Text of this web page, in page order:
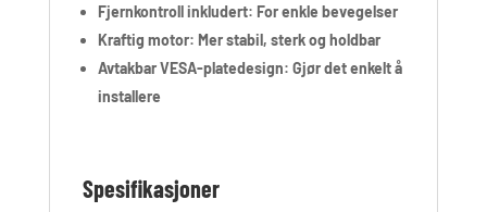
Fjernkontroll inkludert: For enkle bevegelser
Kraftig motor: Mer stabil, sterk og holdbar
Avtakbar VESA-platedesign: Gjør det enkelt å
installere
Spesifikasjoner